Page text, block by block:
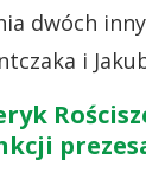
dwóch
i